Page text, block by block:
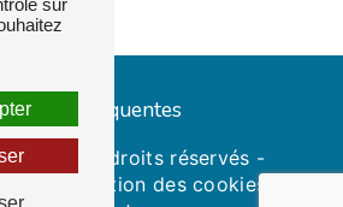
fréquentes
- Tous droits réservés -
Gestion des cookies
sur